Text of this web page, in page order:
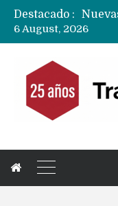
Destacado :
6 August, 2026